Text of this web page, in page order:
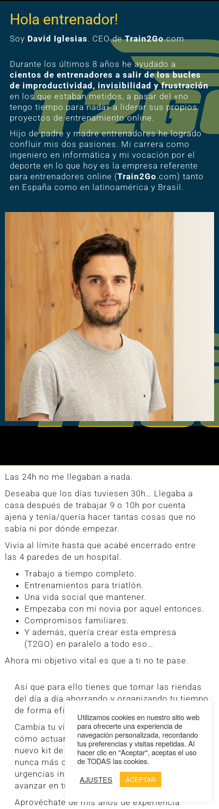
Hola entrenador!
Soy David Iglesias. CEO deTrain2Go.com
Durante los últimos 8 años he ayudado a
cientos de entrenadores a salir de los bucles
de improductividad, invisibilidad y frustración
en los que estaban metidos, a pasar del «no
tengo tiempo para nada» a liderar sus propios
proyectos de entrenamiento online.
Hijo de padre y madre entrenadores he logrado
confluir mis dos pasiones. Mi carrera como
ingeniero en informática y mi vocación por el
deporte en lo que hoy es la empresa referente
para entrenadores online (Train2Go.com) tanto
en España como en latinoamérica y Brasil.
Las 24h no me llegaban a nada.
Deseaba que los días tuviesen 30h… Llegaba a
casa después de trabajar 9 o 10h por cuenta
ajena y tenía/quería hacer tantas cosas que no
sabía ni por dónde empezar.
Vivía al límite hasta que acabé encerrado entre
las 4 paredes de un hospital.
Trabajo a tiempo completo.
Entrenamientos para triatlón.
Una vida social que mantener.
Empezaba con mi novia por aquel entonces.
Compromisos familiares.
Y además, quería crear esta empresa
(T2GO) en paralelo a todo eso…
Ahora mi objetivo vital es que a ti no te pase.
Así que para ello tienes que tomar las riendas
del día a día ahorrando y organizando tu tiempo
de forma eficiente y eficaz.
Cambia tu viejo chip (hábitos y creencias) sobre
cómo actuar y renueva tu set mental con un
nuevo kit de herramientas de productividad para
nunca más caer en ese lago de tareas y
urgencias inmenso que te agobia y te impide
avanzar en tus proyectos.
Aprovéchate de mis años de experiencia
Utilizamos cookies en nuestro sitio web
para ofrecerte una experiencia de
navegación personalizada, recordando
tus preferencias y visitas repetidas. Al
hacer clic en "Aceptar", aceptas el uso
de TODAS las cookies.
AJUSTES
ACEPTAR